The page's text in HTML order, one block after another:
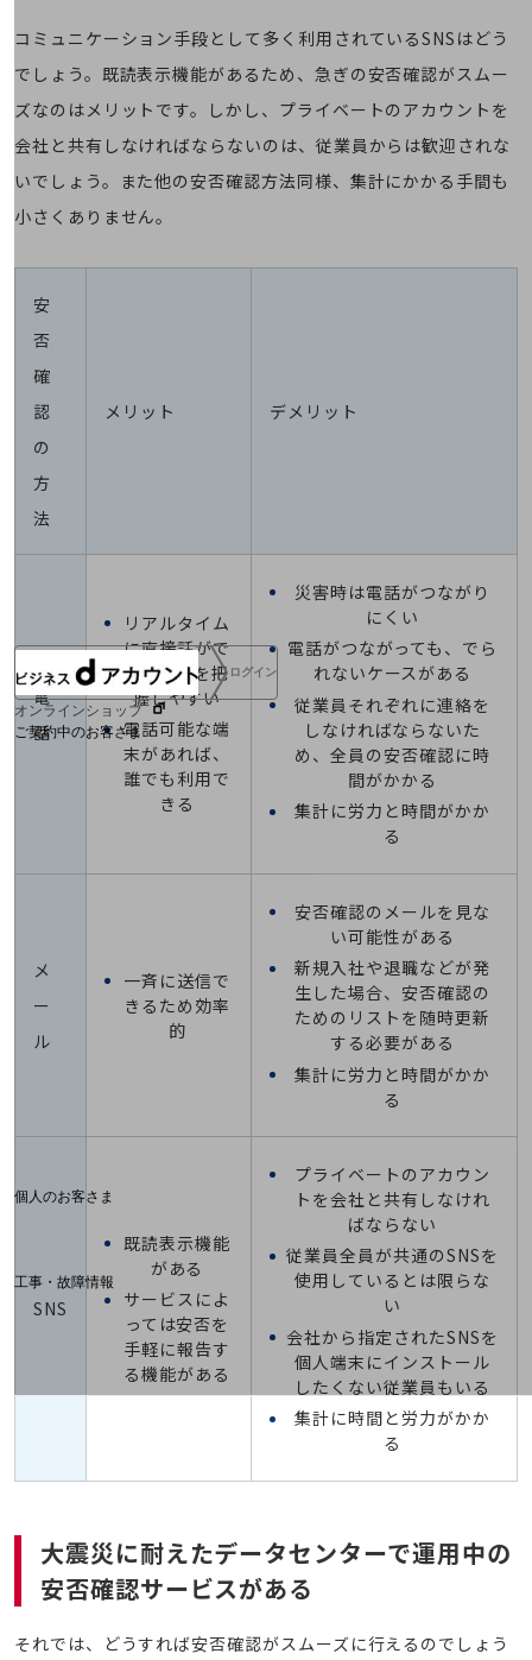
経営情報
経営情報TOP
業績
決算公告
電子公告
採用情報
採用情報TOP
新卒採用
経験者採用
人材育成制度
広告・協賛
広告
協賛
ログイン
オンラインショップ
ご契約中のお客さま
サービス別サポート情報
Web明細(ビリングステーション)
料金分析(ご利用料金管理サービス)
個人のお客さま
工事・故障情報
お客さまサポートサイト
SDPFナレッジセンター
NTTドコモ 通信障害情報
コミュニケーション手段として多く利用されているSNSはどう
でしょう。既読表示機能があるため、急ぎの安否確認がスムー
ズなのはメリットです。しかし、プライベートのアカウントを
会社と共有しなければならないのは、従業員からは歓迎されな
いでしょう。また他の安否確認方法同様、集計にかかる手間も
小さくありません。
安
否
確
認
の
方
法
メリット デメリット
電
話
リアルタイム
に直接話がで
き、状況を把
握しやすい
電話可能な端
末があれば、
誰でも利用で
きる
災害時は電話がつながり
にくい
電話がつながっても、でら
れないケースがある
従業員それぞれに連絡を
しなければならないた
め、全員の安否確認に時
間がかかる
集計に労力と時間がかか
る
メ
ー
ル
一斉に送信で
きるため効率
的
安否確認のメールを見な
い可能性がある
新規入社や退職などが発
生した場合、安否確認の
ためのリストを随時更新
する必要がある
集計に労力と時間がかか
る
SNS
既読表示機能
がある
サービスによ
っては安否を
手軽に報告す
る機能がある
プライベートのアカウン
トを会社と共有しなけれ
ばならない
従業員全員が共通のSNSを
使用しているとは限らな
い
会社から指定されたSNSを
個人端末にインストール
したくない従業員もいる
集計に時間と労力がかか
る
大震災に耐えたデータセンターで運用中の
安否確認サービスがある
それでは、どうすれば安否確認がスムーズに行えるのでしょう